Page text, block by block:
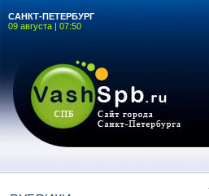
САНКТ-ПЕТЕРБУРГ
09 августа | 07:50